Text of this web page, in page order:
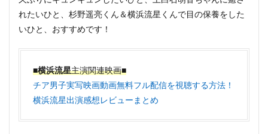
れたいひと、杉野遥亮くん＆横浜流星くんで目の保養をした
いひと、おすすめです！
■横浜流星主演関連映画■
チア男子実写映画動画無料フル配信を視聴する方法！
横浜流星出演感想レビューまとめ